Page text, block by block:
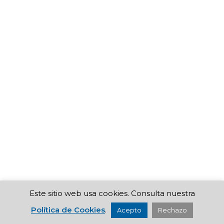
Este sitio web usa cookies. Consulta nuestra
Política de Cookies. Acepto Rechazo